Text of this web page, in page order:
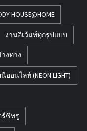
HOUSE@HOME
งานอีเว้นท์ทุกรูปแบบ
งทาง
ออนไลท์ (NEON LIGHT)
ร์ซีทรู